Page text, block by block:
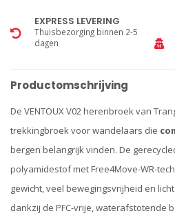
EXPRESS LEVERING
Thuisbezorging binnen 2-5
dagen
Productomschrijving
De VENTOUX V02 herenbroek van
trekkingbroek voor wandelaars die
bergen belangrijk vinden. De
polyamidestof met Free4Move-WR-
gewicht, veel bewegingsvrijheid en
dankzij de PFC-vrije, waterafstotende